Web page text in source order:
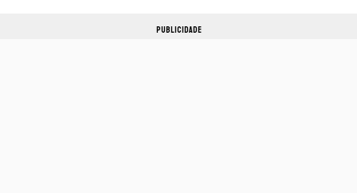
PUBLICIDADE